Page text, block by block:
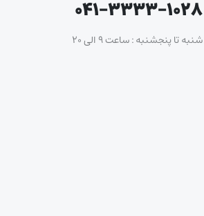
۰۴۱-۳۳۳۳-۱۰۲۸
شنبه تا پنجشنبه : ساعت ۹ الی ۲۰